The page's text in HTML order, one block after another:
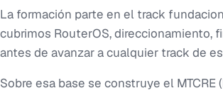
La formación parte en el track
cubrimos RouterOS, direccionamiento,
antes de avanzar a cualquier track de
Sobre esa base se construye el